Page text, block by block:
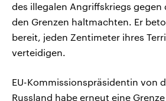
des illegalen Angriffskriegs gegen
den Grenzen haltmachten. Er
bereit, jeden Zentimeter ihres
verteidigen.
EU-Kommissionspräsidentin von
Russland habe erneut eine